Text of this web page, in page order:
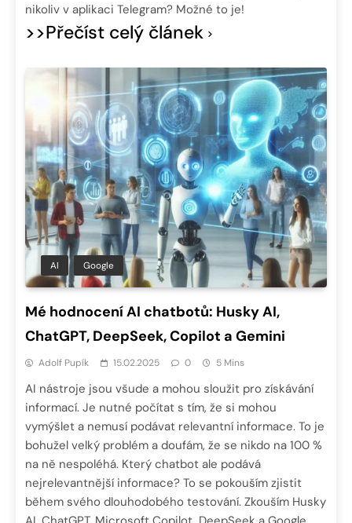
nikoliv v aplikaci Telegram? Možné to je!
>>Přečíst celý článek
AI Google
Mé hodnocení AI chatbotů: Husky AI,
ChatGPT, DeepSeek, Copilot a Gemini
Adolf Pupík 15.02.2025 0 5 Mins
AI nástroje jsou všude a mohou sloužit pro získávání
informací. Je nutné počítat s tím, že si mohou
vymýšlet a nemusí podávat relevantní informace. To je
bohužel velký problém a doufám, že se nikdo na 100 %
na ně nespoléhá. Který chatbot ale podává
nejrelevantnější informace? To se pokouším zjistit
během svého dlouhodobého testování. Zkouším Husky